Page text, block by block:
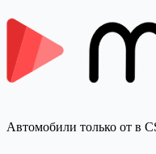
Автомобили только от в